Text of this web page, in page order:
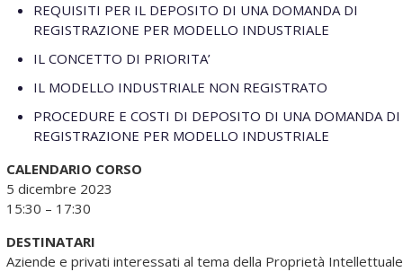
REQUISITI PER IL DEPOSITO DI UNA DOMANDA DI
REGISTRAZIONE PER MODELLO INDUSTRIALE
IL CONCETTO DI PRIORITA’
IL MODELLO INDUSTRIALE NON REGISTRATO
PROCEDURE E COSTI DI DEPOSITO DI UNA DOMANDA DI
REGISTRAZIONE PER MODELLO INDUSTRIALE
CALENDARIO CORSO
5 dicembre 2023
15:30 – 17:30
DESTINATARI
Aziende e privati interessati al tema della Proprietà Intellettuale